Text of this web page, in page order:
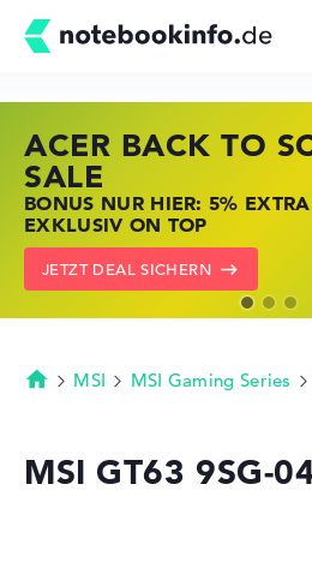
Technik &
Deals
ACER BACK TO
SALE
BONUS NUR HIER: 5%
EXKLUSIV ON TOP
JETZT DEAL SICHERN
HP STORE SSV
JETZT ZUGREIFEN:
KRÄFTIG REDUZIERT
ZU DEN HP ANGEBOTEN
LENOVO LAPTOP
NOTEBOOKS BEI LENOVO
KRÄFTIG REDUZIERT
LENOVO DEALS ZEIGEN
Startseite
MSI MSI Gaming Series
MSI GT63 9SG-